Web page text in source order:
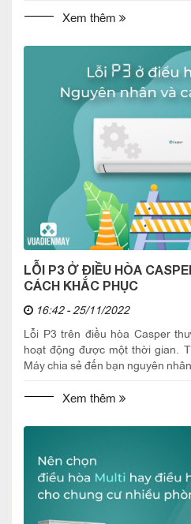
Xem thêm
LỖI P3 Ở ĐIỀU HÒA
CÁCH KHẮC PHỤC
16:42 - 25/11/2022
Lỗi P3 trên điều hòa Casper
hoạt động được một thời gian.
Máy chia sẻ đến bạn nguyên
Xem thêm